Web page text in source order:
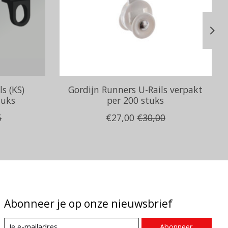
(KS)
Gordijn Runners U-Rails verpakt
per 200 stuks
€27,00 €30,00
Abonneer je op onze nieuwsbrief